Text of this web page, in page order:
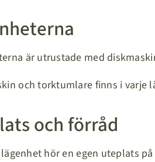
är utrustade med
och torktumlare finns i varje
och förråd
hör en egen uteplats